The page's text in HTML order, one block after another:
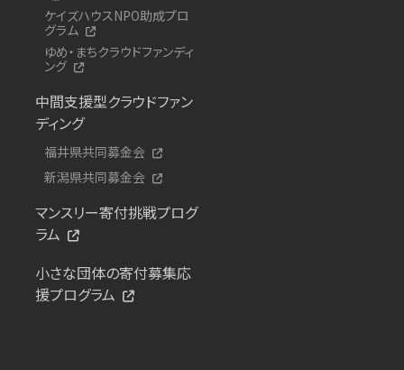
ケイズハウスNPO助成プロ
グラム
ゆめ・まちクラウドファンディ
ング
中間支援型クラウドファン
ディング
福井県共同募金会
新潟県共同募金会
マンスリー寄付挑戦プログ
ラム
小さな団体の寄付募集応
援プログラム